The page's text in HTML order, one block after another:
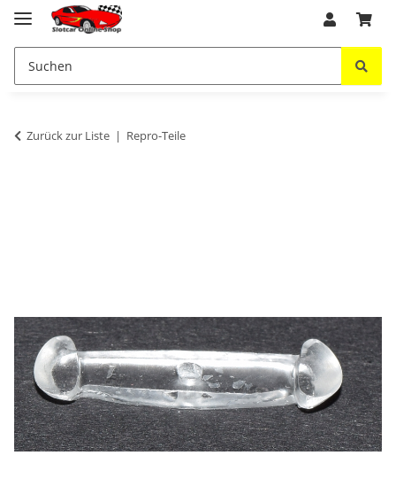
Zurück zur Liste Repro-Teile